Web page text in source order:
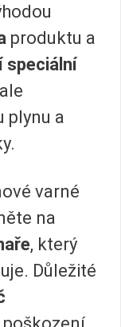
produktu a
speciální
plynu a
varné
na
, který
Důležité